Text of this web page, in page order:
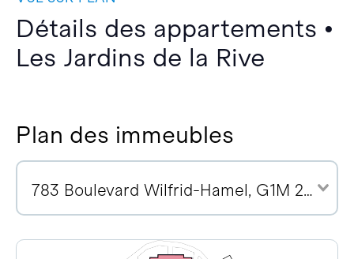
Détails des appartements •
Les Jardins de la Rive
Plan des immeubles
783 Boulevard Wilfrid-Hamel, G1M 2R1